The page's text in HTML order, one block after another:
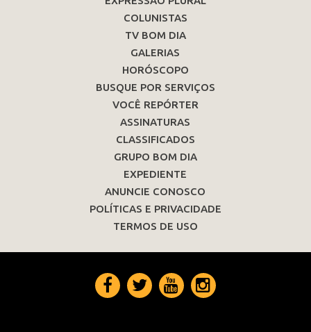
COLUNISTAS
TV BOM DIA
GALERIAS
HORÓSCOPO
BUSQUE POR SERVIÇOS
VOCÊ REPÓRTER
ASSINATURAS
CLASSIFICADOS
GRUPO BOM DIA
EXPEDIENTE
ANUNCIE CONOSCO
POLÍTICAS E PRIVACIDADE
TERMOS DE USO